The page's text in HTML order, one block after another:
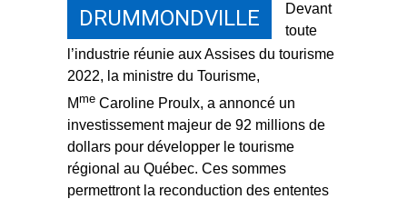
DRUMMONDVILLE
Devant
toute
l’industrie réunie aux Assises du tourisme
2022, la ministre du Tourisme,
Mme Caroline Proulx, a annoncé un
investissement majeur de 92 millions de
dollars pour développer le tourisme
régional au Québec. Ces sommes
permettront la reconduction des ententes